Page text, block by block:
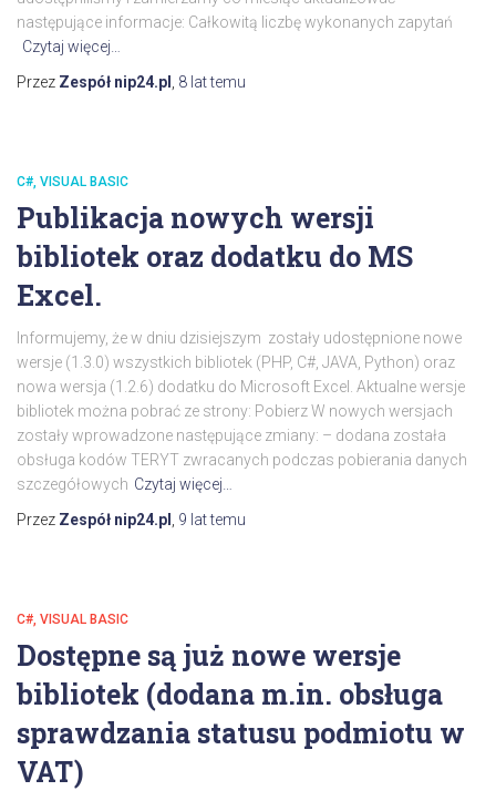
następujące informacje: Całkowitą liczbę wykonanych zapytań
Czytaj więcej…
Przez Zespół nip24.pl 8 lattemu
C#, VISUAL BASIC
Publikacja nowych wersji
bibliotek oraz dodatku do MS
Excel.
Informujemy, że w dniu dzisiejszym zostały udostępnione nowe
wersje (1.3.0) wszystkich bibliotek (PHP, C#, JAVA, Python) oraz
nowa wersja (1.2.6) dodatku do Microsoft Excel. Aktualne wersje
bibliotek można pobrać ze strony: Pobierz W nowych wersjach
zostały wprowadzone następujące zmiany: – dodana została
obsługa kodów TERYT zwracanych podczas pobierania danych
szczegółowych Czytaj więcej…
Przez Zespół nip24.pl 9 lattemu
C#, VISUAL BASIC
Dostępne są już nowe wersje
bibliotek (dodana m.in. obsługa
sprawdzania statusu podmiotu w
VAT)